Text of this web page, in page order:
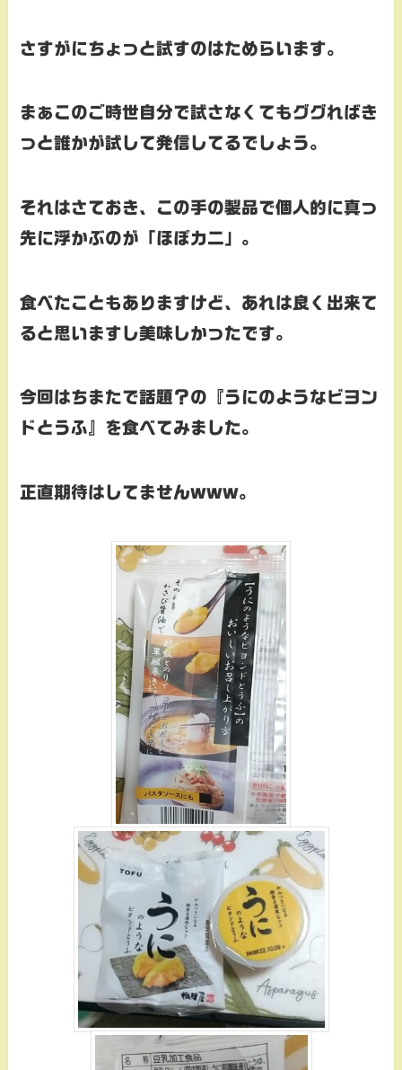
さすがにちょっと試すのはためらいます。
まぁこのご時世自分で試さなくてもググればき
っと誰かが試して発信してるでしょう。
それはさておき、この手の製品で個人的に真っ
先に浮かぶのが「ほぼカニ」。
食べたこともありますけど、あれは良く出来て
ると思いますし美味しかったです。
今回はちまたで話題？の『うにのようなビヨン
ドとうふ』を食べてみました。
正直期待はしてませんwww。